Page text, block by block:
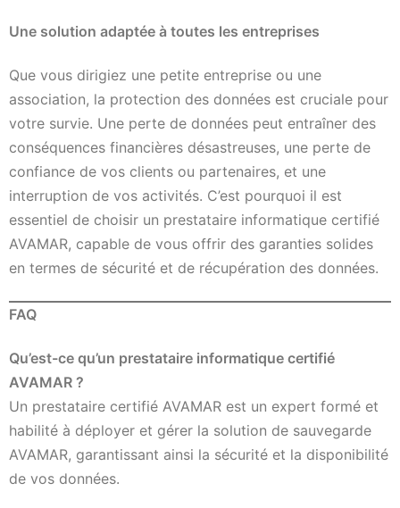
Une solution adaptée à toutes les entreprises
Que vous dirigiez une petite entreprise ou une
association, la protection des données est cruciale pour
votre survie. Une perte de données peut entraîner des
conséquences financières désastreuses, une perte de
confiance de vos clients ou partenaires, et une
interruption de vos activités. C’est pourquoi il est
essentiel de choisir un prestataire informatique certifié
AVAMAR, capable de vous offrir des garanties solides
en termes de sécurité et de récupération des données.
FAQ
Qu’est-ce qu’un prestataire informatique certifié
AVAMAR ?
Un prestataire certifié AVAMAR est un expert formé et
habilité à déployer et gérer la solution de sauvegarde
AVAMAR, garantissant ainsi la sécurité et la disponibilité
de vos données.